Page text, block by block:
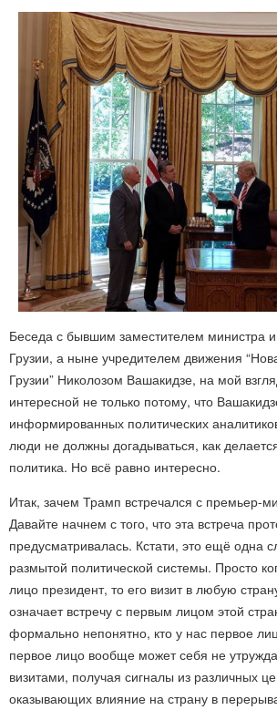
Беседа с бывшим заместителем министра
Грузии, а ныне учредителем движения
Грузии” Николозом Вашакидзе, на мой
интересной не только потому, что
информированных политических
люди не должны догадываться, как
политика. Но всё равно интересно.
Итак, зачем Трамп встречался с премьер-
Давайте начнем с того, что эта встреча
предусматривалась. Кстати, это ещё одна
размытой политической системы. Просто
лицо президент, то его визит в любую
означает встречу с первым лицом этой
формально непонятно, кто у нас первое
первое лицо вообще может себя не
визитами, получая сигналы из различных
оказывающих влияние на страну в